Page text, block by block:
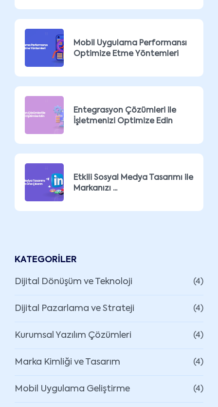
Mobil Uygulama Performansı
Optimize Etme Yöntemleri
Entegrasyon Çözümleri ile
İşletmenizi Optimize Edin
Etkili Sosyal Medya Tasarımı ile
Markanızı ...
KATEGORILER
Dijital Dönüşüm ve Teknoloji (4)
Dijital Pazarlama ve Strateji (4)
Kurumsal Yazılım Çözümleri (4)
Marka Kimliği ve Tasarım (4)
Mobil Uygulama Geliştirme (4)